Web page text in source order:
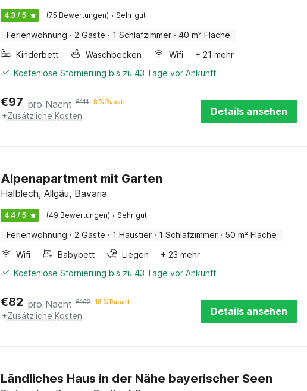
4.3 / 5 (75 Bewertungen) · Sehr gut
Ferienwohnung · 2 Gäste · 1 Schlafzimmer · 40 m² Fläche
Kinderbett
Waschbecken Wifi
+ 21 mehr
Kostenlose Stornierung bis zu 43 Tage vor Ankunft
€97 pro Nacht €111 8 % Rabatt
+Zusätzliche Kosten Details ansehen
Alpenapartment mit Garten
Halblech, Allgäu, Bavaria
4.4 / 5 (49 Bewertungen) · Sehr gut
Ferienwohnung · 2 Gäste · 1 Haustier · 1 Schlafzimmer · 50 m² Fläche
Wifi
Babybett Liegen
+ 23 mehr
Kostenlose Stornierung bis zu 43 Tage vor Ankunft
€82 pro Nacht €102 16 % Rabatt
+Zusätzliche Kosten Details ansehen
Ländliches Haus in der Nähe bayerischer Seen